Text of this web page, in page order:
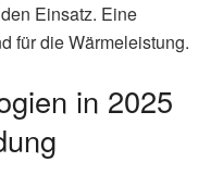
Einsatz. Eine
für die Wärmeleistung.
in 2025